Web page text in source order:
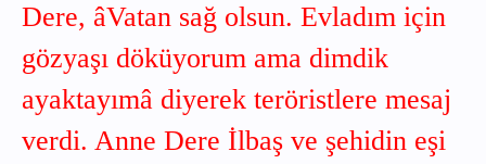
Dere, âVatan sağ olsun. Evladım için
gözyaşı döküyorum ama dimdik
ayaktayımâ diyerek teröristlere mesaj
verdi. Anne Dere İlbaş ve şehidin eşi